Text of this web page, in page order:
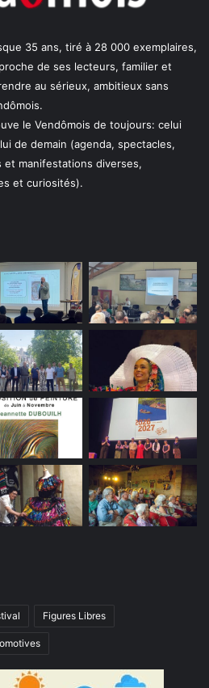
35 ans, tiré à 28 000 exemplaires,
de ses lecteurs, familier et
au sérieux, ambitieux sans
le Vendômois de toujours: celui
de demain (agenda, spectacles,
manifestations diverses,
et curiosités).
Figures Libres